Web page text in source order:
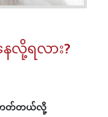
ေလို့ရလား?
းတတ်တယ်လို့